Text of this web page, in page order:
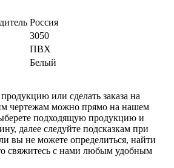
Россия
3050
ПВХ
Белый
или сделать заказа на
чертежам можно прямо на нашем
подходящую продукцию и
далее следуйте подсказкам при
вы не можете определиться, найти
свяжитесь с нами любым удобным